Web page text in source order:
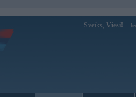
Sveiks, Viesi!